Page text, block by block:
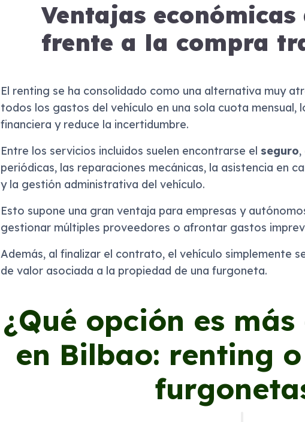
Ventajas
frente a la compra
El renting se ha consolidado como una alternativa muy
todos los gastos del vehículo en una sola cuota mensual,
financiera y reduce la incertidumbre.
Entre los servicios incluidos suelen encontrarse el seguro,
periódicas, las reparaciones mecánicas, la asistencia en
y la gestión administrativa del vehículo.
Esto supone una gran ventaja para empresas y
gestionar múltiples proveedores o afrontar gastos
Además, al finalizar el contrato, el vehículo simplemente
de valor asociada a la propiedad de una furgoneta.
¿Qué opción es
en Bilbao: renting